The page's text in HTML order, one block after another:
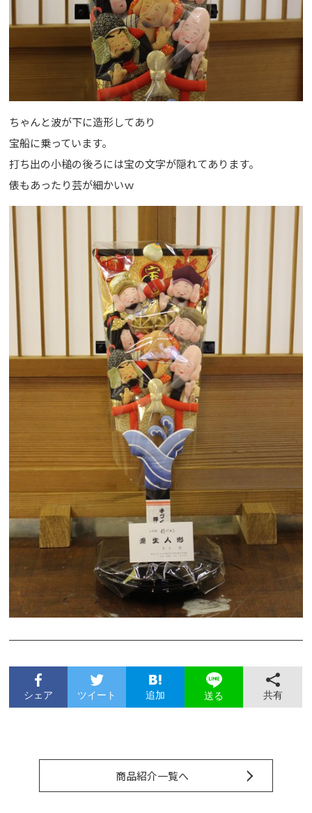
ちゃんと波が下に造形してあり
宝船に乗っています。
打ち出の小槌の後ろには宝の文字が隠れてあります。
俵もあったり芸が細かいｗ
シェア ツイート 追加 送る 共有
商品紹介一覧へ